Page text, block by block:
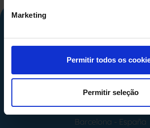
Marketing
Permitir todos os
Permitir seleção
Calle Alemania, 32
08520 Les Franqueses del
Barcelona - España